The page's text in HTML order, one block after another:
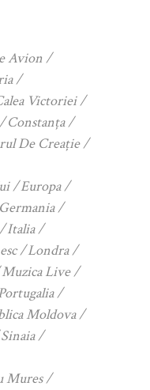
Avion
Victoriei
Constanța
De Creație
Europa
Germania
Italia
Londra
Muzica Live
Moldova
Sinaia
Mures